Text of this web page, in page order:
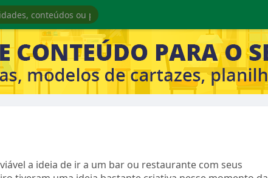
a ideia de ir a um bar ou restaurante com seus